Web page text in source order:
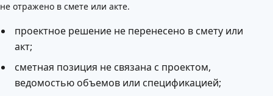
не отражено в смете или акте.
проектное решение не перенесено в смету или
акт;
сметная позиция не связана с проектом,
ведомостью объемов или спецификацией;